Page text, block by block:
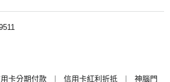
卡分期付款 ︱ 信用卡紅利折抵 ︱
神腦門